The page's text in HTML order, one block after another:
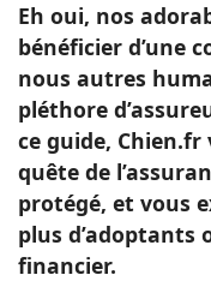
Eh oui, nos
bénéficier d’une
nous autres
pléthore
ce guide,
quête de
protégé, et vous
plus d’adoptants
financier.